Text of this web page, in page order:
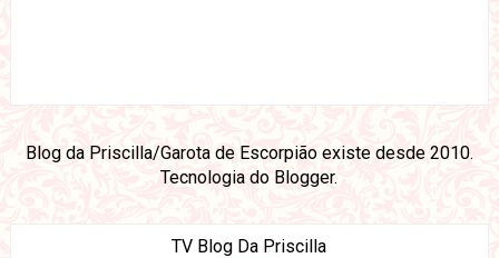
Blog da Priscilla/Garota de Escorpião existe desde 2010.
Tecnologia do Blogger.
TV Blog Da Priscilla